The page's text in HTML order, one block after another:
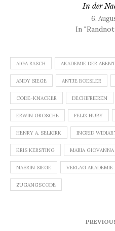
In der
6.
In
AIGA RASCH AKADEMIE DER
ANDY SIEGE ANTJE BOESLER
CODE-KNACKER DECHIFRIEREN
ERWIN GROSCHE FELIX HUBY
HENRY A. SELKIRK INGRID
KRIS KERSTING MARIA
NASRIN SIEGE VERLAG AKADEMIE
ZUGANGSCODE